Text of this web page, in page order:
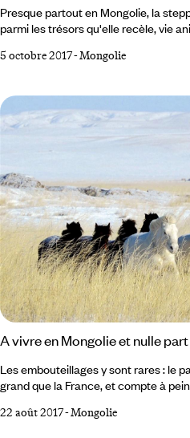
Presque partout en Mongolie, la
parmi les trésors qu'elle recèle, vie
idées d'expériences à vivre en
veut dire « flexion artistique ». On
l'expression de « contorsion mongole
5 octobre 2017-Mongolie
A vivre en Mongolie et nulle
Les embouteillages y sont rares : le
grand que la France, et compte à
mongols. Découvrez toutes nos idées
22 août 2017-Mongolie